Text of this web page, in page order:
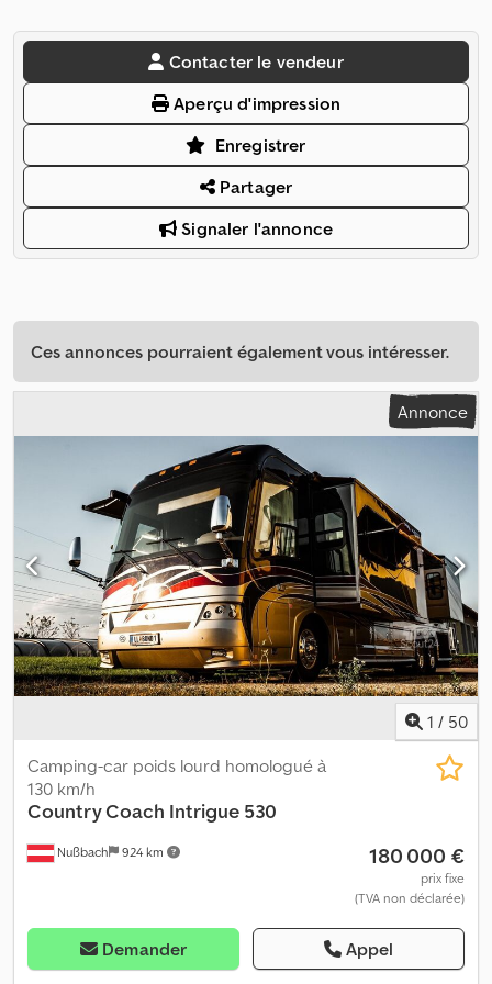
Contacter le vendeur
Aperçu d'impression
Enregistrer
Partager
Signaler l'annonce
Ces annonces pourraient également vous intéresser.
Annonce
1 / 50
Nußbach 924 km
Camping-car poids lourd homologué à
130 km/h
Country Coach Intrigue 530
180 000 €
prix fixe
(TVA non déclarée)
Demander Appel